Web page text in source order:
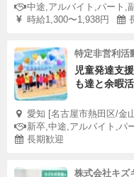
中途,アルバイト,パート,
時給1,300〜1,938円
特定非営利
児童発達支
も達と余暇
愛知 [名古屋市熱田区/金
新卒,中途,アルバイト,パ
長期歓迎
株式会社キズ